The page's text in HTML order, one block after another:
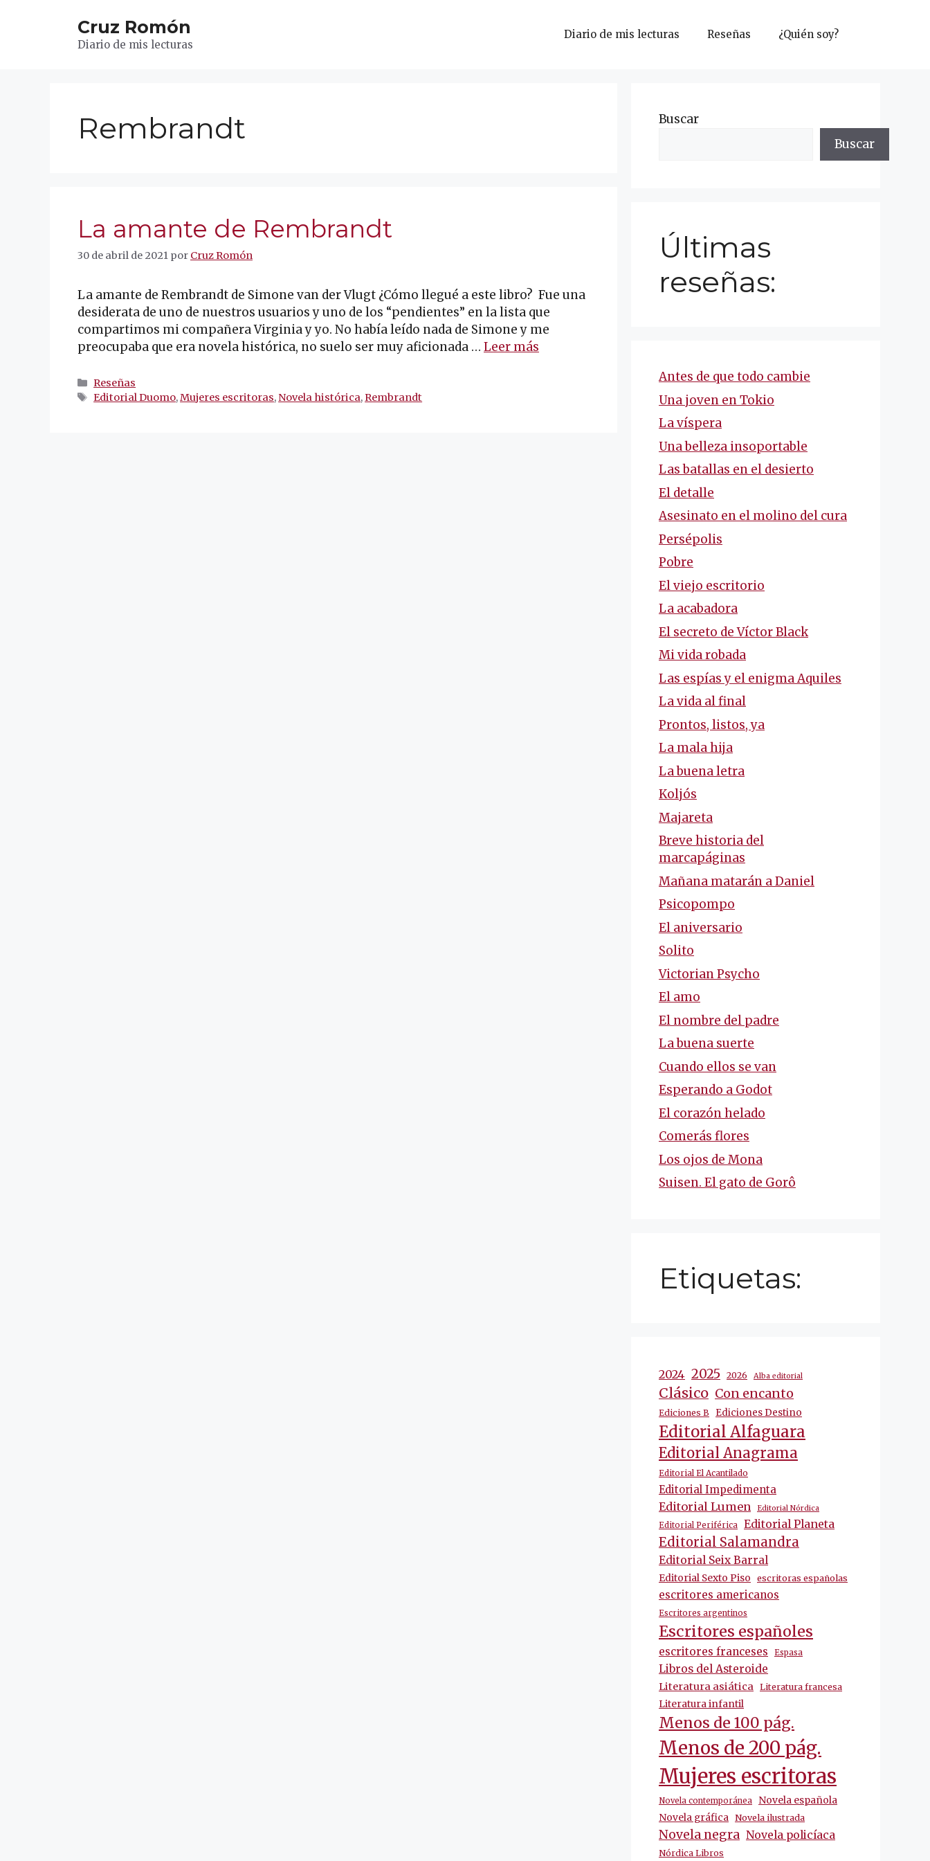
Cruz Romón
Diario de mis lecturas
Diario de mis lecturas Reseñas ¿Quién soy?
Rembrandt
La amante de Rembrandt
30 de abril de 2021 por Cruz Romón
La amante de Rembrandt de Simone van der Vlugt ¿Cómo llegué a este libro? Fue una
desiderata de uno de nuestros usuarios y uno de los “pendientes” en la lista que
compartimos mi compañera Virginia y yo. No había leído nada de Simone y me
preocupaba que era novela histórica, no suelo ser muy aficionada … Leer más
Categorías
Reseñas
Etiquetas
Editorial Duomo,Mujeres escritoras,Novela histórica,Rembrandt
Buscar
Buscar
Últimas
reseñas:
Antes de que todo cambie
Una joven en Tokio
La víspera
Una belleza insoportable
Las batallas en el desierto
El detalle
Asesinato en el molino del cura
Persépolis
Pobre
El viejo escritorio
La acabadora
El secreto de Víctor Black
Mi vida robada
Las espías y el enigma Aquiles
La vida al final
Prontos, listos, ya
La mala hija
La buena letra
Koljós
Majareta
Breve historia del
marcapáginas
Mañana matarán a Daniel
Psicopompo
El aniversario
Solito
Victorian Psycho
El amo
El nombre del padre
La buena suerte
Cuando ellos se van
Esperando a Godot
El corazón helado
Comerás flores
Los ojos de Mona
Suisen. El gato de Gorô
Etiquetas:
2024 2025 2026 Alba editorial
Clásico Con encanto
Ediciones B Ediciones Destino
Editorial Alfaguara
Editorial Anagrama
Editorial El Acantilado
Editorial Impedimenta
Editorial Lumen Editorial Nórdica
Editorial Periférica Editorial Planeta
Editorial Salamandra
Editorial Seix Barral
Editorial Sexto Piso escritoras españolas
escritores americanos
Escritores argentinos
Escritores españoles
escritores franceses Espasa
Libros del Asteroide
Literatura asiática Literatura francesa
Literatura infantil
Menos de 100 pág.
Menos de 200 pág.
Mujeres escritoras
Novela contemporánea
Novela española
Novela gráfica Novela ilustrada
Novela negra Novela policíaca
Nórdica Libros